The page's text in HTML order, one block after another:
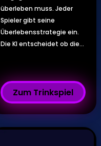
überleben muss. Jeder
Spieler gibt seine
Überlebensstrategie ein.
Die KI entscheidet ob die...
Zum Trinkspiel